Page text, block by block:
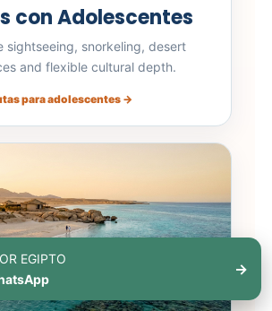
con Adolescentes
sightseeing, snorkeling, desert
and flexible cultural depth.
para adolescentes →
EGIPTO
→